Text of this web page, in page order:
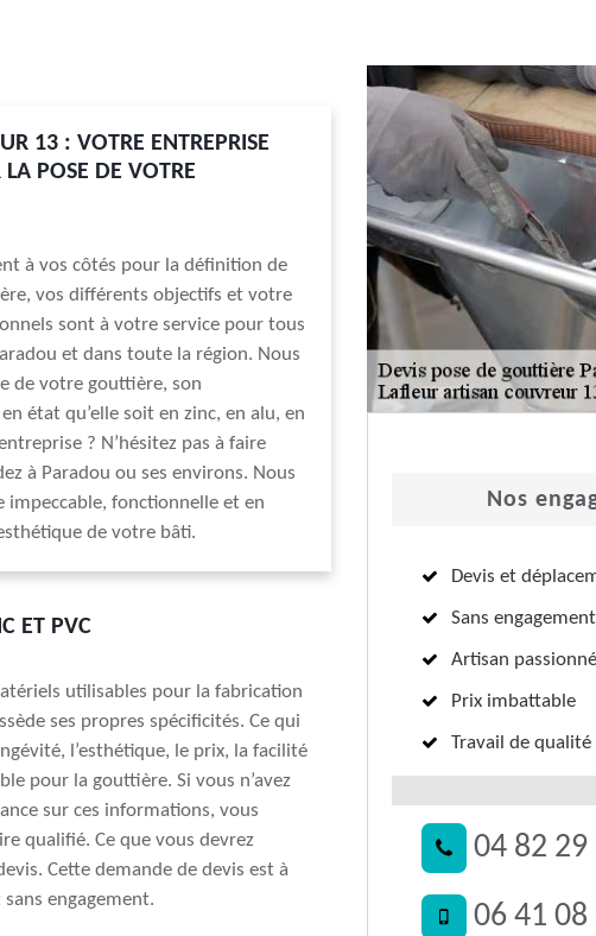
13 : VOTRE ENTREPRISE
POSE DE VOTRE
à vos côtés pour la définition de
vos différents objectifs et votre
sont à votre service pour tous
et dans toute la région. Nous
de votre gouttière, son
état qu’elle soit en zinc, en alu, en
? N’hésitez pas à faire
à Paradou ou ses environs. Nous
fonctionnelle et en
de votre bâti.
ET PVC
utilisables pour la fabrication
ses propres spécificités. Ce qui
l’esthétique, le prix, la facilité
pour la gouttière. Si vous n’avez
sur ces informations, vous
qualifié. Ce que vous devrez
Cette demande de devis est à
engagement.
Nos
Devis et
Sans engagement
Artisan passionné
Prix imbattable
Travail de qualité
04 82 29
06 41 08